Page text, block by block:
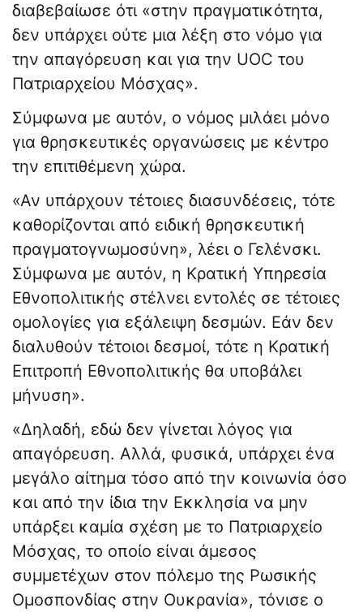
διαβεβαίωσε ότι «στην πραγματικότητα,
δεν υπάρχει ούτε μια λέξη στο νόμο για
την απαγόρευση και για την UOC του
Πατριαρχείου Μόσχας».
Σύμφωνα με αυτόν, ο νόμος μιλάει μόνο
για θρησκευτικές οργανώσεις με κέντρο
την επιτιθέμενη χώρα.
«Αν υπάρχουν τέτοιες διασυνδέσεις, τότε
καθορίζονται από ειδική θρησκευτική
πραγματογνωμοσύνη», λέει ο Γελένσκι.
Σύμφωνα με αυτόν, η Κρατική Υπηρεσία
Εθνοπολιτικής στέλνει εντολές σε τέτοιες
ομολογίες για εξάλειψη δεσμών. Εάν δεν
διαλυθούν τέτοιοι δεσμοί, τότε η Κρατική
Επιτροπή Εθνοπολιτικής θα υποβάλει
μήνυση».
«Δηλαδή, εδώ δεν γίνεται λόγος για
απαγόρευση. Αλλά, φυσικά, υπάρχει ένα
μεγάλο αίτημα τόσο από την κοινωνία όσο
και από την ίδια την Εκκλησία να μην
υπάρξει καμία σχέση με το Πατριαρχείο
Μόσχας, το οποίο είναι άμεσος
συμμετέχων στον πόλεμο της Ρωσικής
Ομοσπονδίας στην Ουκρανία», τόνισε ο